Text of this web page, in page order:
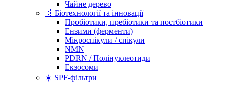
Чайне дерево
🧬 Біотехнології та інновації
Пробіотики, пребіотики та постбіотики
Ензими (ферменти)
Мікроспікули / спікули
NMN
PDRN / Полінуклеотиди
Екзосоми
☀️ SPF-фільтри